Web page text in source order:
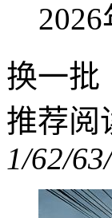
换一批
推荐阅
1/62/6